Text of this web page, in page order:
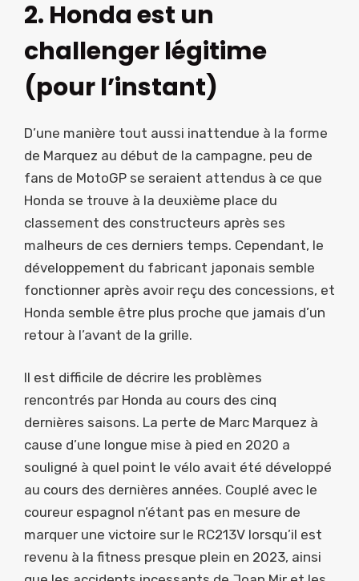
2. Honda est un
challenger légitime
(pour l’instant)
D’une manière tout aussi inattendue à la forme
de Marquez au début de la campagne, peu de
fans de MotoGP se seraient attendus à ce que
Honda se trouve à la deuxième place du
classement des constructeurs après ses
malheurs de ces derniers temps. Cependant, le
développement du fabricant japonais semble
fonctionner après avoir reçu des concessions, et
Honda semble être plus proche que jamais d’un
retour à l’avant de la grille.
Il est difficile de décrire les problèmes
rencontrés par Honda au cours des cinq
dernières saisons. La perte de Marc Marquez à
cause d’une longue mise à pied en 2020 a
souligné à quel point le vélo avait été développé
au cours des dernières années. Couplé avec le
coureur espagnol n’étant pas en mesure de
marquer une victoire sur le RC213V lorsqu’il est
revenu à la fitness presque plein en 2023, ainsi